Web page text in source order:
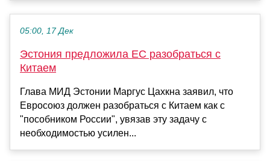
05:00, 17 Дек
Эстония предложила ЕС разобраться с
Китаем
Глава МИД Эстонии Маргус Цахкна заявил, что
Евросоюз должен разобраться с Китаем как с
"пособником России", увязав эту задачу с
необходимостью усилен...